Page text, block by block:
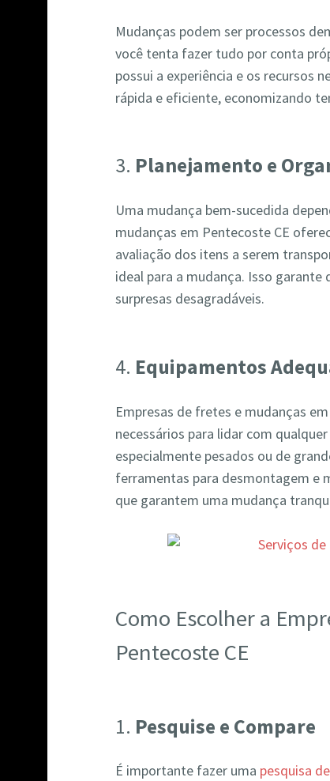
Mudanças podem ser processos
você tenta fazer tudo por conta
possui a experiência e os recursos
rápida e eficiente, economizando
3. Planejamento e
Uma mudança bem-sucedida
mudanças em Pentecoste CE
avaliação dos itens a serem
ideal para a mudança. Isso
surpresas desagradáveis.
4. Equipamentos
Empresas de fretes e mudanças
necessários para lidar com
especialmente pesados ou de
ferramentas para desmontagem e
que garantem uma mudança
Como Escolher a
Pentecoste CE
1. Pesquise e Compare
É importante fazer uma pesquisa